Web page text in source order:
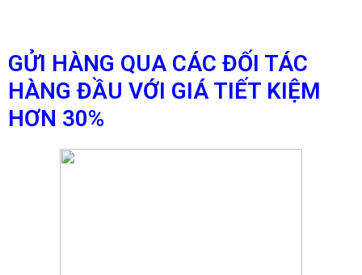
GỬI HÀNG QUA CÁC ĐỐI TÁC
HÀNG ĐẦU VỚI GIÁ TIẾT KIỆM
HƠN 30%